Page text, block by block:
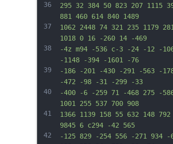
36
37
38
39
40
41
42
295 32 384 50 823 207 1115
881 460 614 840 1489
1062 2448 74 321 235 1179
1018 0 16 -260 14 -469
-4z m94 -536 c-3 -24 -12 -
-1148 -394 -1601 -76
-186 -201 -430 -291 -563 -
-472 -98 -31 -299 -33
-400 -6 -259 71 -468 275 -
1001 255 537 700 908
1366 1139 158 55 632 148
9845 6 c294 -42 565
-125 829 -254 556 -271 934 -